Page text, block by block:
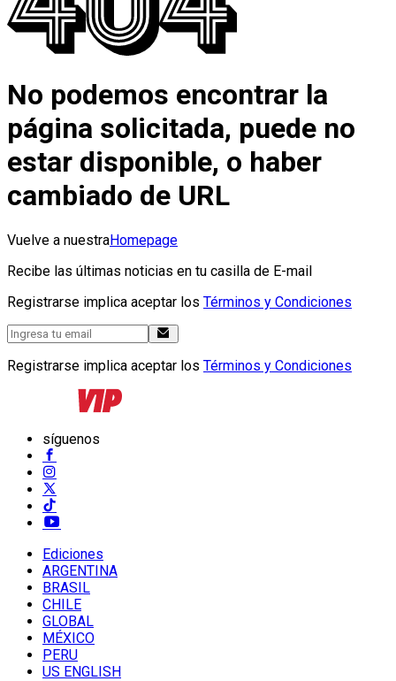
No podemos encontrar la
página solicitada, puede no
estar disponible, o haber
cambiado de URL
Vuelve a nuestraHomepage
Recibe las últimas noticias en tu casilla de E-mail
Registrarse implica aceptar los Términos y Condiciones
Registrarse implica aceptar los Términos y Condiciones
síguenos
Ediciones
ARGENTINA
BRASIL
CHILE
GLOBAL
MÉXICO
PERU
US ENGLISH